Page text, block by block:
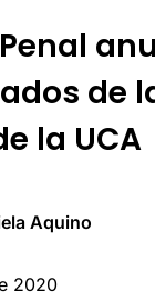
de
la UCA
Aquino
2020